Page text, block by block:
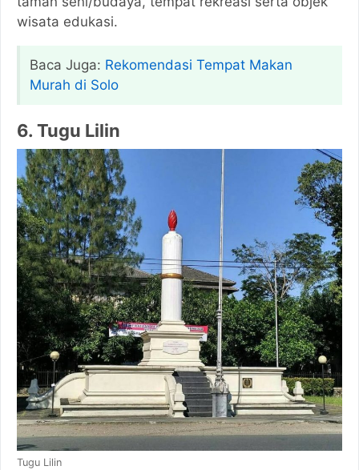
wisata edukasi.
Baca Juga: Rekomendasi Tempat Makan
Murah di Solo
6. Tugu Lilin
Tugu Lilin